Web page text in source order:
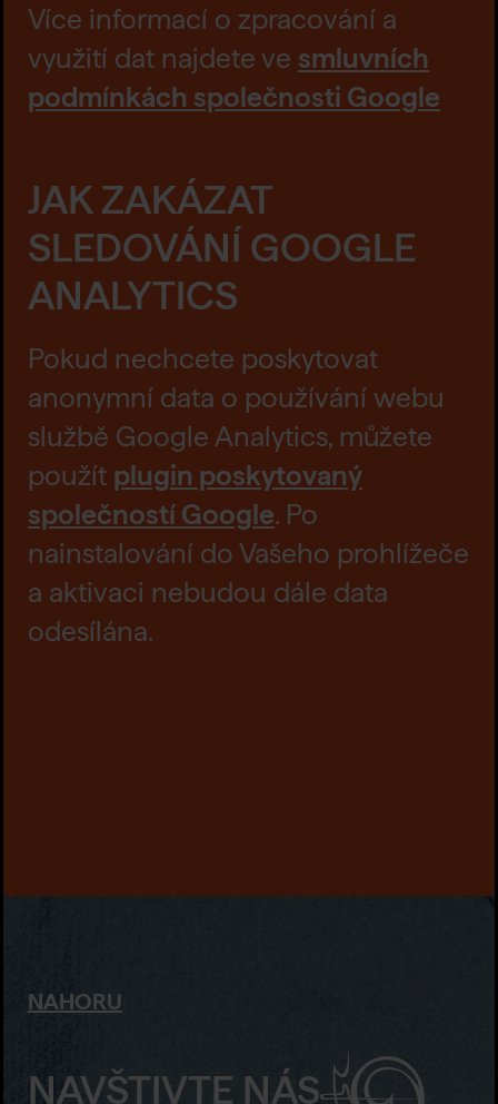
Více informací o zpracování a
využití dat najdete ve smluvních
podmínkách společnosti Google
JAK ZAKÁZAT
SLEDOVÁNÍ GOOGLE
ANALYTICS
Pokud nechcete poskytovat
anonymní data o používání webu
službě Google Analytics, můžete
použít plugin poskytovaný
společností Google. Po
nainstalování do Vašeho prohlížeče
a aktivaci nebudou dále data
odesílána.
NAVŠTIVTE NÁS
NAHORU